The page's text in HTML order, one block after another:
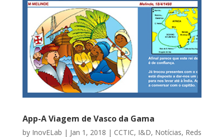
App-A Viagem de Vasco da Gama
by InovELab | Jan 1, 2018 | CCTIC, I&D, Notícias, Reds